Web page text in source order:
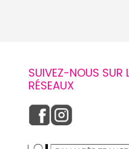
SUIVEZ-NOUS SUR
RÉSEAUX